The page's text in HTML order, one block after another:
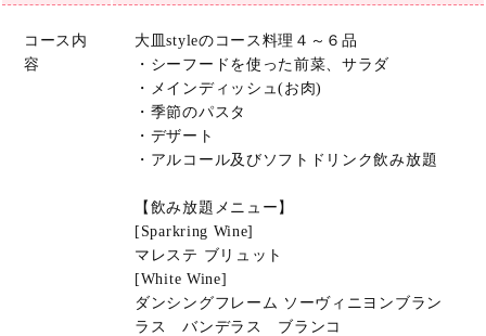
コース内
容
大皿styleのコース料理４～６品
・シーフードを使った前菜、サラダ
・メインディッシュ(お肉)
・季節のパスタ
・デザート
・アルコール及びソフトドリンク飲み放題
【飲み放題メニュー】
[Sparkring Wine]
マレステ ブリュット
[White Wine]
ダンシングフレーム ソーヴィニヨンブラン
ラス バンデラス ブランコ